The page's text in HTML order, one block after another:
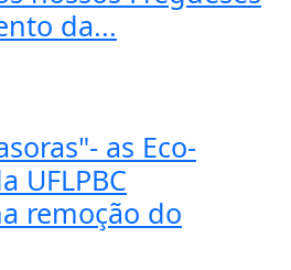
da...
as Eco-
UFLPBC
remoção do